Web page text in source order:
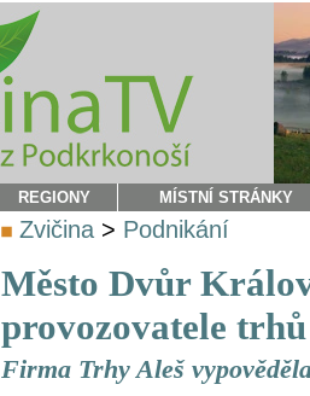
REGIONY MÍSTNÍ STRÁNKY
Zvičina > Podnikání
Město Dvůr
provozovatele trhů
Firma Trhy Aleš